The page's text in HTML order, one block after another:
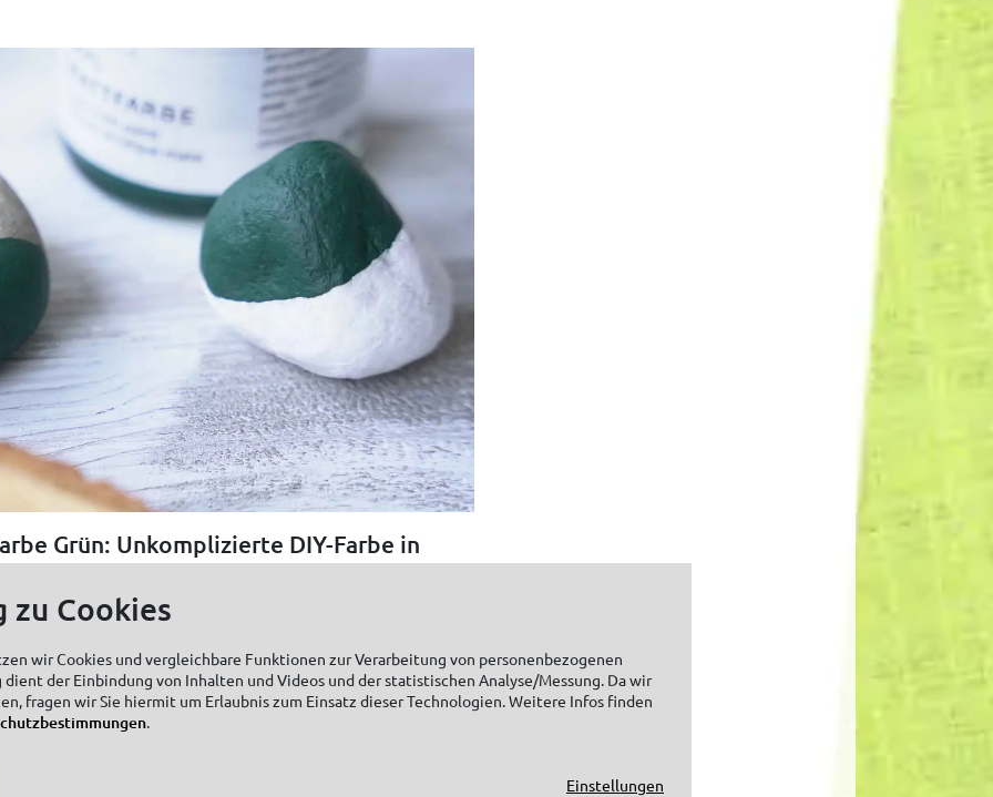
Grün: Unkomplizierte DIY-Farbe in
bei fast allen Produkten die Farbe Grün. Sie ist eine
Lieblingsfarbe in vielen Kinderkunstwerken und für Kreative
Atmosphäre verbreitet. Wie praktisch, wenn sich mit dem
schicke Dekorationen erstellen lassen. Das Grün der
sich perfekt für unkomplizierte DIY-Ideen. Die Farbe trocknet
Matt-Optik. Die getrocknete Farbe ist außerdem
Wir sind begeistert von der KREUL Acryl Mattfarbe
spielt, freut sich über die weiteren Nuancen Maigrün,
zu Cookies
wir Cookies und vergleichbare Funktionen zur Verarbeitung von personenbezogenen
der Einbindung von Inhalten und Videos und der statistischen Analyse/Messung. Da wir
fragen wir Sie hiermit um Erlaubnis zum Einsatz dieser Technologien. Weitere Infos finden
.
Einstellungen